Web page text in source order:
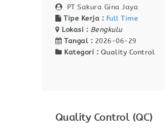
PT Sakura Gina Jaya
Tipe Kerja : Full Time
Lokasi : Bengkulu
Tangal : 2026-06-29
Kategori : Quality Control
Quality Control (QC)